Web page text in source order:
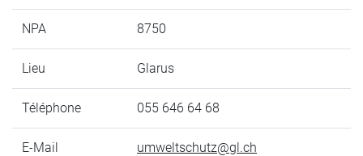
NPA 8750
Lieu Glarus
Téléphone 055 646 64 68
E-Mail umweltschutz@gl.ch